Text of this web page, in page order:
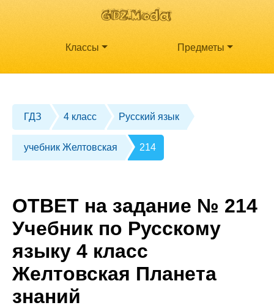
Классы Предметы
ГДЗ 4 класс Русский язык
учебник Желтовская 214
ОТВЕТ на задание № 214
Учебник по Русскому
языку 4 класс
Желтовская Планета
знаний